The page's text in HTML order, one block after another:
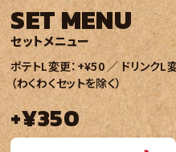
SET MENU
セットメニュー
ポテトL変更：+¥50 ／ ドリンクL
（わくわくセットを除く）
+¥350